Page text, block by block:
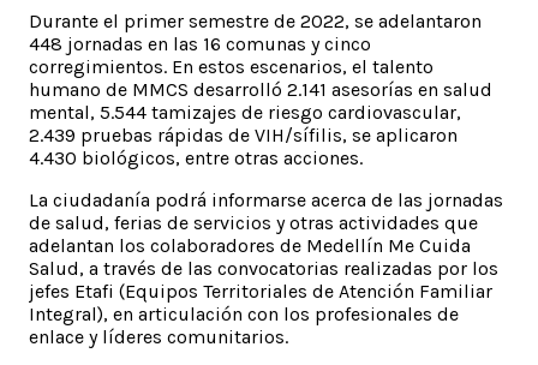
Durante el primer semestre de 2022, se adelantaron
448 jornadas en las 16 comunas y cinco
corregimientos. En estos escenarios, el talento
humano de MMCS desarrolló 2.141 asesorías en salud
mental, 5.544 tamizajes de riesgo cardiovascular,
2.439 pruebas rápidas de VIH/sífilis, se aplicaron
4.430 biológicos, entre otras acciones.
La ciudadanía podrá informarse acerca de las jornadas
de salud, ferias de servicios y otras actividades que
adelantan los colaboradores de Medellín Me Cuida
Salud, a través de las convocatorias realizadas por los
jefes Etafi (Equipos Territoriales de Atención Familiar
Integral), en articulación con los profesionales de
enlace y líderes comunitarios.